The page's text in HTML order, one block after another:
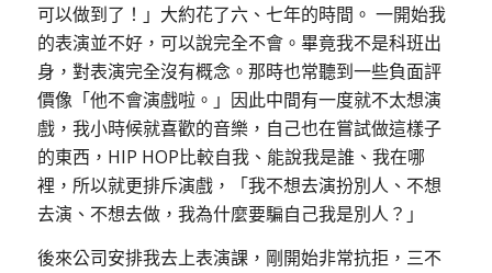
可以做到了！」大約花了六、七年的時間。 一開始我
的表演並不好，可以說完全不會。畢竟我不是科班出
身，對表演完全沒有概念。那時也常聽到一些負面評
價像「他不會演戲啦。」因此中間有一度就不太想演
戲，我小時候就喜歡的音樂，自己也在嘗試做這樣子
的東西，HIP HOP比較自我、能說我是誰、我在哪
裡，所以就更排斥演戲，「我不想去演扮別人、不想
去演、不想去做，我為什麼要騙自己我是別人？」
後來公司安排我去上表演課，剛開始非常抗拒，三不